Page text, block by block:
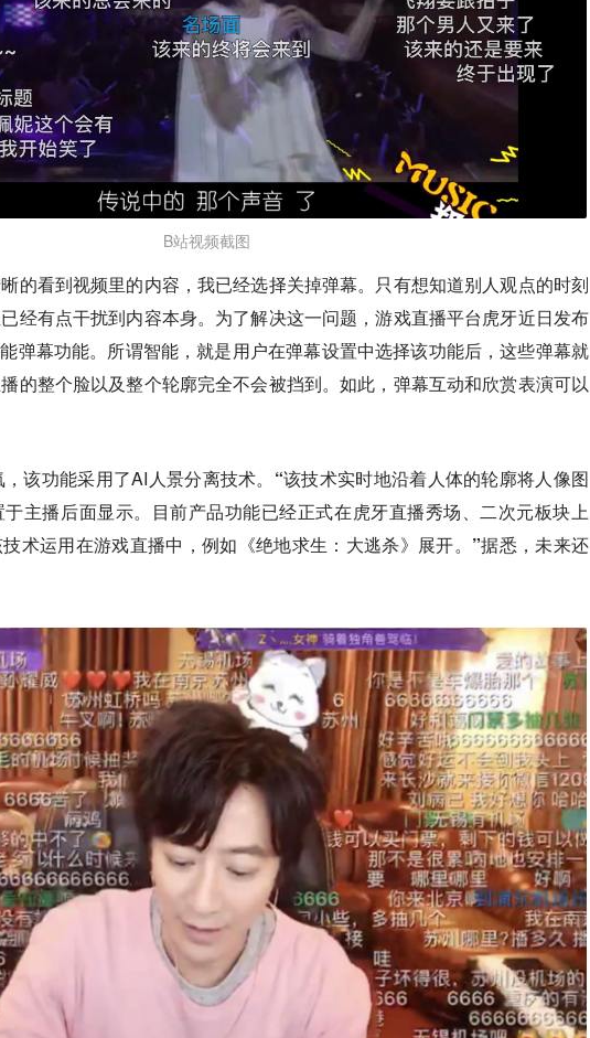
B站视频截图
的看到视频里的内容，我已经选择关掉弹幕。只有想知道别人观点的时刻
经有点干扰到内容本身。为了解决这一问题，游戏直播平台虎牙近日发布
幕功能。所谓智能，就是用户在弹幕设置中选择该功能后，这些弹幕就
的整个脸以及整个轮廓完全不会被挡到。如此，弹幕互动和欣赏表演可以
该功能采用了AI人景分离技术。 “该技术实时地沿着人体的轮廓将人像图
主播后面显示。目前产品功能已经正式在虎牙直播秀场、二次元板块上
术运用在游戏直播中，例如《绝地求生：大逃杀》展开。”据悉，未来还